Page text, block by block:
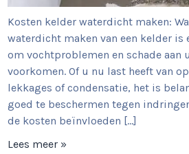
Kosten kelder waterdicht maken:
waterdicht maken van een kelder is
om vochtproblemen en schade aan
voorkomen. Of u nu last heeft van
lekkages of condensatie, het is
goed te beschermen tegen
de kosten beïnvloeden […]
Lees meer »